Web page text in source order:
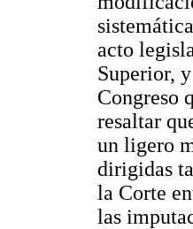
acto
Superior,
Congreso
resaltar
un ligero
dirigidas
la Corte
las